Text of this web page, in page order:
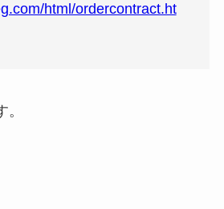
html/ordercontract.ht